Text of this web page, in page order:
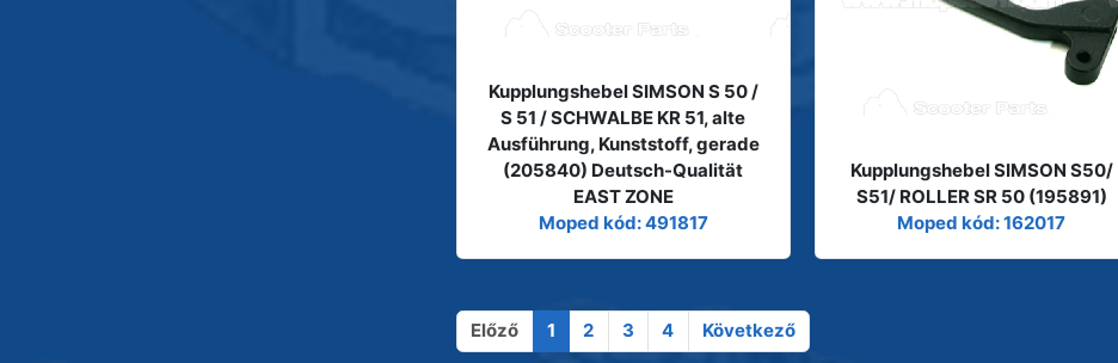
Kupplungshebel SIMSON S 50 /
S 51 / SCHWALBE KR 51, alte
Ausführung, Kunststoff, gerade
(205840) Deutsch-Qualität
EAST ZONE
Moped kód: 491817
Kupplungshebel SIMSON S50/
S51/ ROLLER SR 50 (195891)
Moped kód: 162017
Előző 1 2 3 4 Következő